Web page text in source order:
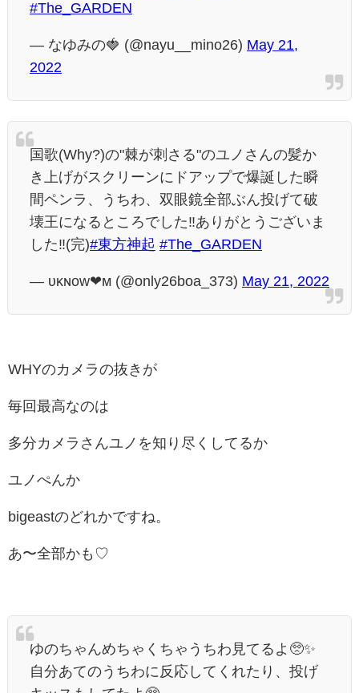
#The_GARDEN
— なゆみの🍓 (@nayu__mino26) May 21,
2022
国歌(Why?)の"棘が刺さる"のユノさんの髪か
き上げがスクリーンにドアップで爆誕した瞬
間ペンラ、うちわ、双眼鏡全部ぶん投げて破
壊王になるところでした‼️ありがとうございま
した‼️(完)#東方神起 #The_GARDEN
— ᴜᴋɴᴏᴡ❤︎ᴍ (@only26boa_373) May 21, 2022
WHYのカメラの抜きが
毎回最高なのは
多分カメラさんユノを知り尽くしてるか
ユノぺんか
bigeastのどれかですね。
あ〜全部かも♡
ゆのちゃんめちゃくちゃうちわ見てるよ🥺✨
自分あてのうちわに反応してくれたり、投げ